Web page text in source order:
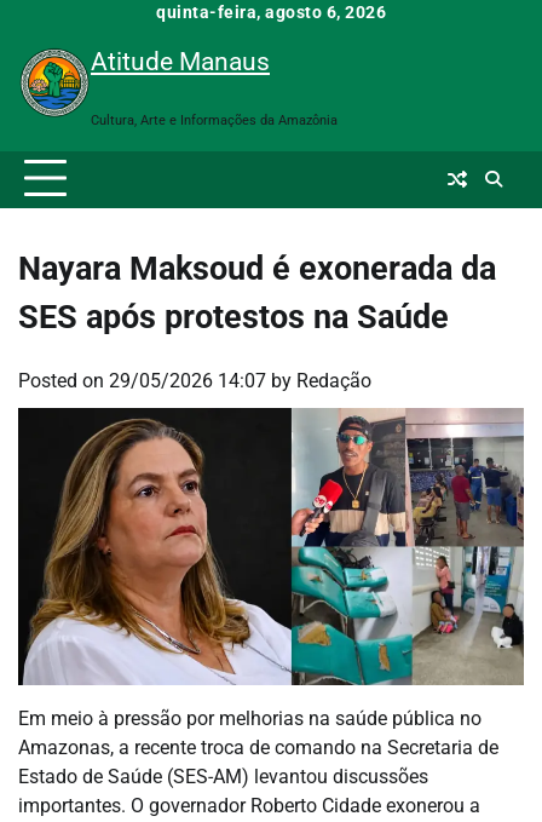
content
quinta-feira, agosto 6, 2026
Atitude Manaus
Cultura, Arte e Informações da Amazônia
Nayara Maksoud é exonerada da
SES após protestos na Saúde
Posted on 29/05/2026 14:07 by Redação
Em meio à pressão por melhorias na saúde pública no
Amazonas, a recente troca de comando na Secretaria de
Estado de Saúde (SES-AM) levantou discussões
importantes. O governador Roberto Cidade exonerou a